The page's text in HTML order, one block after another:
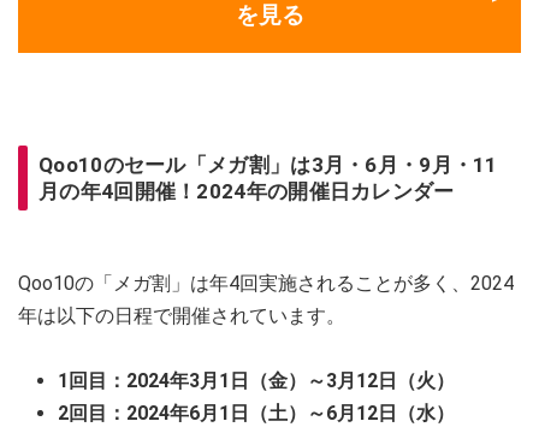
を見る
Qoo10のセール「メガ割」は3月・6月・9月・11
月の年4回開催！2024年の開催日カレンダー
Qoo10の「メガ割」は年4回実施されることが多く、2024
年は以下の日程で開催されています。
1回目：2024年3月1日（金）～3月12日（火）
2回目：2024年6月1日（土）～6月12日（水）